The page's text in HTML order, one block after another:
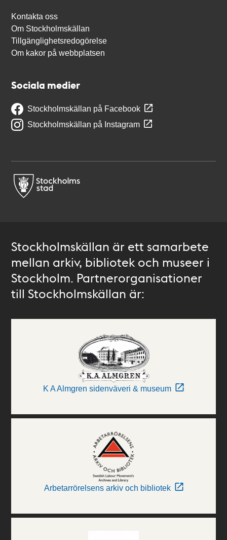
Kontakta oss
Om Stockholmskällan
Tillgänglighetsredogörelse
Om kakor på webbplatsen
Sociala medier
Stockholmskällan på Facebook
Stockholmskällan på Instagram
Stockholmskällan är ett samarbete
mellan arkiv, bibliotek och museer i
Stockholm. Partnerorganisationer
till Stockholmskällan är:
K A Almgren sidenväveri & museum
Arbetarrörelsens arkiv och bibliotek